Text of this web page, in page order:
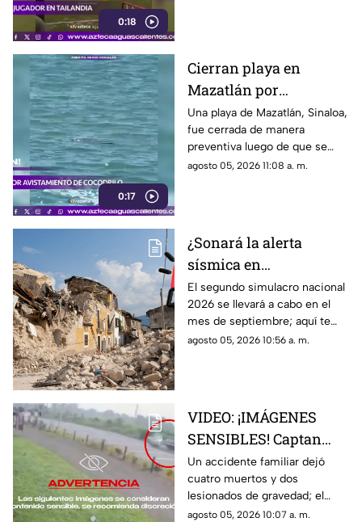
0:18
0:17
Cierran playa en
Mazatlán por
avistamiento de
cocodrilo
Una playa de Mazatlán, Sinaloa,
fue cerrada de manera
preventiva luego de que se
reportara el avistamiento de un
agosto 05, 2026 11:08 a. m.
¿Sonará la alerta
sísmica en
Aguascalientes? Fecha
para el segundo
simulacro nacional
2026
El segundo simulacro nacional
2026 se llevará a cabo en el
mes de septiembre; aquí te
contamos más sobre la fecha y
agosto 05, 2026 10:56 a. m.
VIDEO: ¡IMÁGENES
SENSIBLES! Captan
brutal accidente
familiar que dejó 4
muertos y 2 lesionados
Un accidente familiar dejó
cuatro muertos y dos
lesionados de gravedad; el
momento quedó captado en
agosto 05, 2026 10:07 a. m.